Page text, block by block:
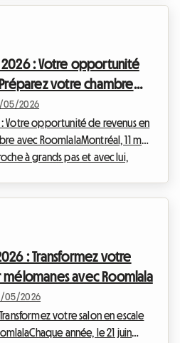
2026 : Votre opportunité
votre chambre
05/2026
: Votre opportunité de revenus en
avec RoomlalaMontréal, 11 mai
à grands pas et avec lui,
de visiteu...
: Transformez votre
avec Roomlala
05/2026
votre salon en escale
année, le 21 juin